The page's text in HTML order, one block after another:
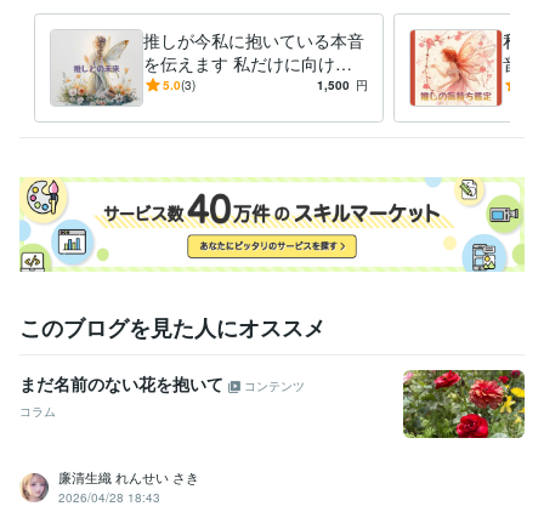
得意分野
霊感タロット占い
悩み相談・カウンセリング 霊感タロット×恋愛カウンセリング
推しが今私に抱いている本音
を伝えます 私だけに向けら
れた本音に、心がほどけてい
5.0(3) 1,500 円
私の
音と
かし
このブログを見た人にオススメ
まだ名前のない花を抱いて
コンテンツ
コラム
廉清生織 れんせい さき
2026/04/28 18:43